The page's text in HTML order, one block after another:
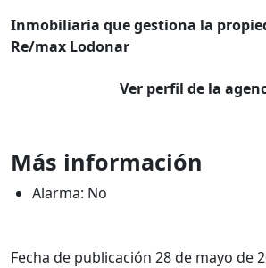
Inmobiliaria que gestiona la
Re/max Lodonar
Ver perfil de la
Más información
Alarma: No
Fecha de publicación 28 de mayo de